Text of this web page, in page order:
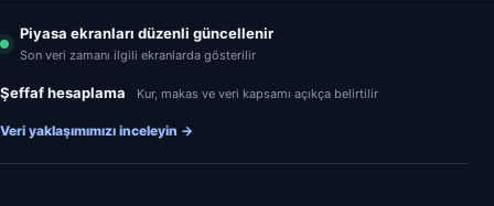
Piyasa ekranları düzenli güncellenir
Son veri zamanı ilgili ekranlarda gösterilir
Şeffaf hesaplama Kur, makas ve veri kapsamı açıkça belirtilir
Veri yaklaşımımızı inceleyin →